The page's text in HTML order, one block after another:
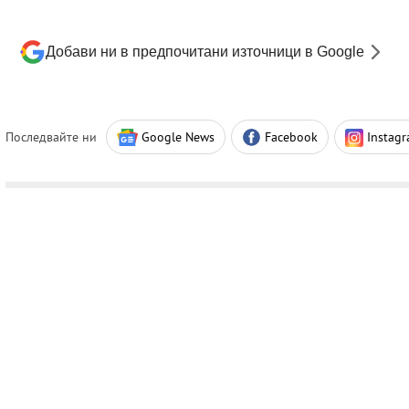
Добави ни в предпочитани източници в Google
Последвайте ни Google News Facebook